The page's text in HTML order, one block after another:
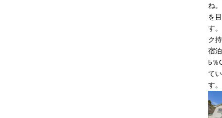
ね
を
す
ク
宿
5％
て
す。